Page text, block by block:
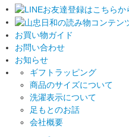
お買い物ガイド
お問い合わせ
お知らせ
ギフトラッピング
商品のサイズについて
洗濯表示について
足もとのお話
会社概要